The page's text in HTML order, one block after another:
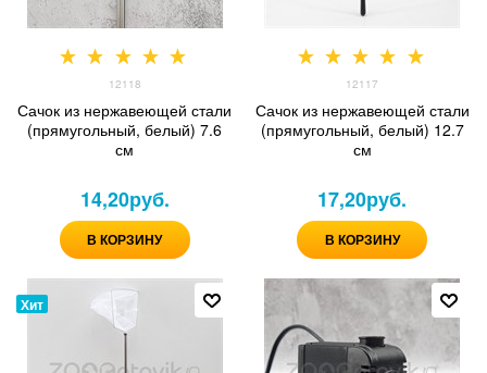
12118
Сачок из нержавеющей стали
(прямугольный, белый) 7.6
см
14,20руб.
В КОРЗИНУ
12117
Сачок из нержавеющей стали
(прямугольный, белый) 12.7
см
17,20руб.
В КОРЗИНУ
Хит